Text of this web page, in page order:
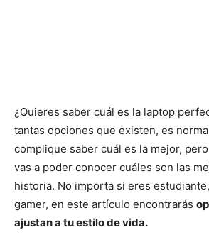
¿Quieres saber cuál es la laptop
tantas opciones que existen, es
complique saber cuál es la mejor,
vas a poder conocer cuáles son las
historia. No importa si eres
gamer, en este artículo encontrarás
ajustan a tu estilo de vida.